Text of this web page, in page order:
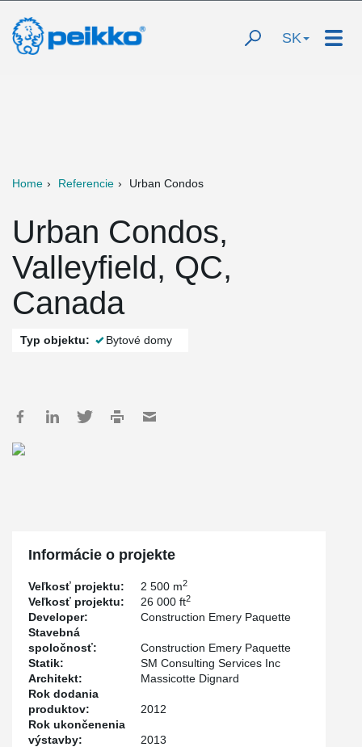
SK
Home Referencie Urban Condos
Urban Condos,
Valleyfield, QC,
Canada
Typ objektu: Bytové domy
Informácie o projekte
Veľkosť projektu: 2 500 m2
Veľkosť projektu: 26 000 ft2
Developer:
Construction Emery Paquette
Stavebná
spoločnosť:
Construction Emery Paquette
Statik:
SM Consulting Services Inc
Architekt:
Massicotte Dignard
Rok dodania
produktov:
2012
Rok ukončenenia
výstavby:
2013